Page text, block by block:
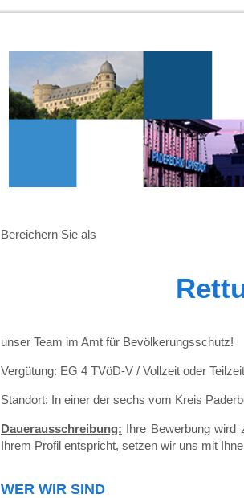
Bereichern Sie als
unser Team im Amt für Bevölkerungsschutz!
Vergütung: EG 4 TVöD-V / Vollzeit oder
Standort: In einer der sechs vom Kreis
Dauerausschreibung: Ihre Bewerbung wird
Ihrem Profil entspricht, setzen wir uns mit
WER WIR SIND